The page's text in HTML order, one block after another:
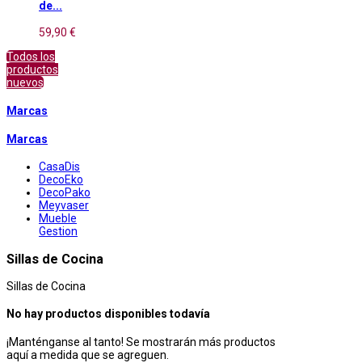
de...
59,90 €
Todos los
productos
nuevos
Marcas
Marcas
CasaDis
DecoEko
DecoPako
Meyvaser
Mueble
Gestion
Sillas de Cocina
Sillas de Cocina
No hay productos disponibles todavía
¡Manténganse al tanto! Se mostrarán más productos
aquí a medida que se agreguen.